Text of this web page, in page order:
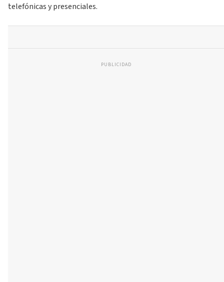
telefónicas y presenciales.
PUBLICIDAD